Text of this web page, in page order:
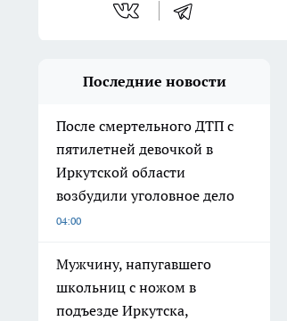
Последние новости
После смертельного ДТП с
пятилетней девочкой в
Иркутской области
возбудили уголовное дело
04:00
Мужчину, напугавшего
школьниц с ножом в
подъезде Иркутска,